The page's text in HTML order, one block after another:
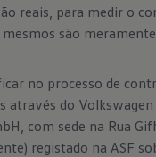
reais, para medir o
são meramente
no processo de
através do
com sede na Rua
registado na ASF